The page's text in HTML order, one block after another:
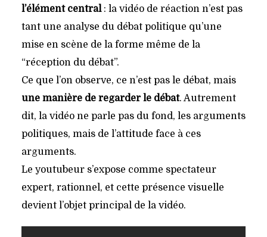
l’élément central: la vidéo de réaction n’est pas
tant une analyse du débat politique qu’une
mise en scène de la forme même de la
“réception du débat”.
Ce que l’on observe, ce n’est pas le débat, mais
une manière de regarder le débat. Autrement
dit, la vidéo ne parle pas du fond, les arguments
politiques, mais de l’attitude face à ces
arguments.
Le youtubeur s’expose comme spectateur
expert, rationnel, et cette présence visuelle
devient l’objet principal de la vidéo.